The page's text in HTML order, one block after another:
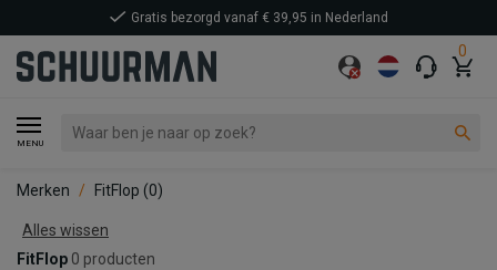
0
MENU
Gratis bezorgd vanaf € 39,95 in Nederland
Merken FitFlop (0)
Alles wissen
FitFlop 0 producten